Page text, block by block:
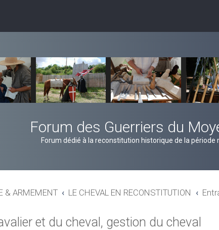
Forum des Guerriers du
Forum dédié à la reconstitution historique de la période
& ARMEMENT LE CHEVAL EN RECONSTITUTION
et du cheval, gestion du cheval